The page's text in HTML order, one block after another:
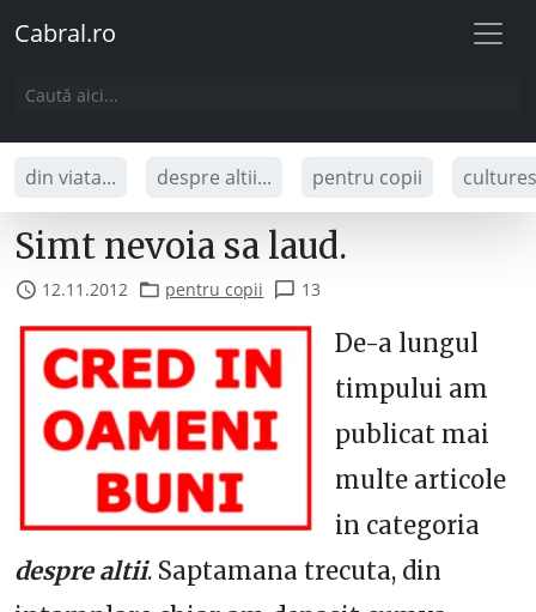
Cabral.ro
din viata... despre altii... pentru copii
Simt nevoia sa laud.
12.11.2012 pentru copii 13
De-a lungul
timpului am
publicat mai
multe articole
in categoria
despre altii. Saptamana trecuta, din